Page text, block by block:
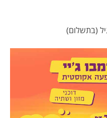
(בתשלום)